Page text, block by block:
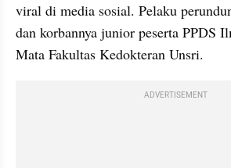
viral di media sosial. Pelaku
dan korbannya junior peserta PPDS
Mata Fakultas Kedokteran Unsri.
ADVERTISEMENT